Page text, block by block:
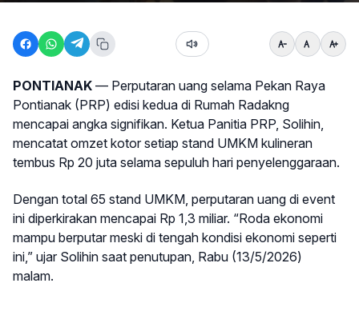
PONTIANAK — Perputaran uang selama Pekan Raya
Pontianak (PRP) edisi kedua di Rumah Radakng
mencapai angka signifikan. Ketua Panitia PRP, Solihin,
mencatat omzet kotor setiap stand UMKM kulineran
tembus Rp 20 juta selama sepuluh hari penyelenggaraan.
Dengan total 65 stand UMKM, perputaran uang di event
ini diperkirakan mencapai Rp 1,3 miliar. “Roda ekonomi
mampu berputar meski di tengah kondisi ekonomi seperti
ini,” ujar Solihin saat penutupan, Rabu (13/5/2026)
malam.